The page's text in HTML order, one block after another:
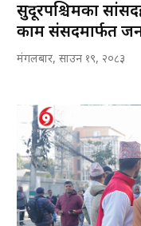
सुदूरपश्चिमका
काम संसदमार्फत
मंगलबार, साउन १९, २०८३